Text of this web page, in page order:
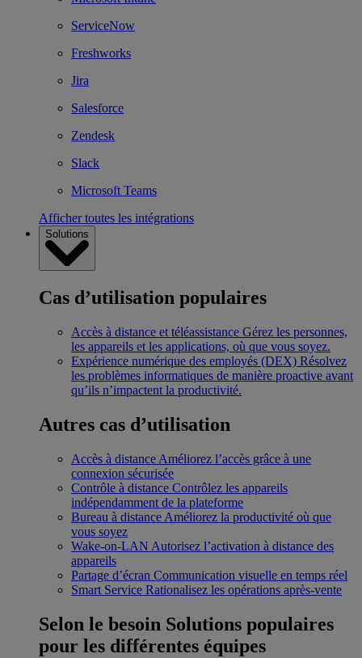
ServiceNow
Freshworks
Jira
Salesforce
Zendesk
Slack
Microsoft Teams
Afficher toutes les intégrations
Solutions
Cas d’utilisation populaires
Accès à distance et téléassistance Gérez les personnes,
les appareils et les applications, où que vous soyez.
Expérience numérique des employés (DEX) Résolvez
les problèmes informatiques de manière proactive avant
qu’ils n’impactent la productivité.
Autres cas d’utilisation
Accès à distance Améliorez l’accès grâce à une
connexion sécurisée
Contrôle à distance Contrôlez les appareils
indépendamment de la plateforme
Bureau à distance Améliorez la productivité où que
vous soyez
Wake-on-LAN Autorisez l’activation à distance des
appareils
Partage d’écran Communication visuelle en temps réel
Smart Service Rationalisez les opérations après-vente
Selon le besoin Solutions populaires
pour les différentes équipes